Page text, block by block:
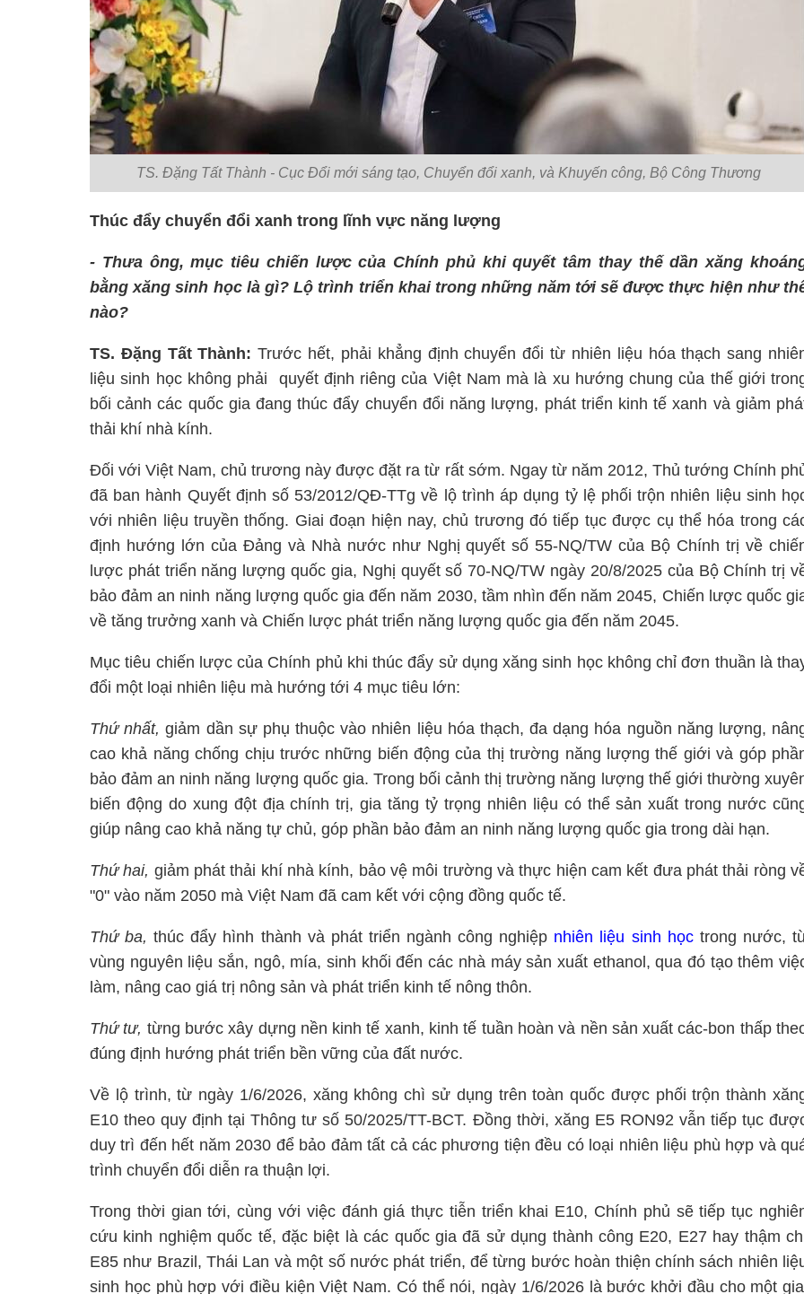
TS. Đặng Tất Thành - Cục Đổi mới sáng tạo, Chuyển đổi xanh, và Khuyến công, Bộ Công Thương
Thúc đẩy chuyển đổi xanh trong lĩnh vực năng lượng
- Thưa ông, mục tiêu chiến lược của Chính phủ khi quyết tâm thay thế dần xăng
bằng xăng sinh học là gì? Lộ trình triển khai trong những năm tới sẽ được thực hiện như
nào?
TS. Đặng Tất Thành:Trước hết, phải khẳng định chuyển đổi từ nhiên liệu hóa thạch sang
liệu sinh học không phải quyết định riêng của Việt Nam mà là xu hướng chung của thế giới
bối cảnh các quốc gia đang thúc đẩy chuyển đổi năng lượng, phát triển kinh tế xanh và giảm
thải khí nhà kính.
Đối với Việt Nam, chủ trương này được đặt ra từ rất sớm. Ngay từ năm 2012, Thủ tướng Chính
đã ban hành Quyết định số 53/2012/QĐ-TTg về lộ trình áp dụng tỷ lệ phối trộn nhiên liệu sinh
với nhiên liệu truyền thống. Giai đoạn hiện nay, chủ trương đó tiếp tục được cụ thể hóa trong
định hướng lớn của Đảng và Nhà nước như Nghị quyết số 55-NQ/TW của Bộ Chính trị về
lược phát triển năng lượng quốc gia, Nghị quyết số 70-NQ/TW ngày 20/8/2025 của Bộ Chính trị
bảo đảm an ninh năng lượng quốc gia đến năm 2030, tầm nhìn đến năm 2045, Chiến lược quốc
về tăng trưởng xanh và Chiến lược phát triển năng lượng quốc gia đến năm 2045.
Mục tiêu chiến lược của Chính phủ khi thúc đẩy sử dụng xăng sinh học không chỉ đơn thuần là
đổi một loại nhiên liệu mà hướng tới 4 mục tiêu lớn:
Thứ nhất, giảm dần sự phụ thuộc vào nhiên liệu hóa thạch, đa dạng hóa nguồn năng lượng,
cao khả năng chống chịu trước những biến động của thị trường năng lượng thế giới và góp
bảo đảm an ninh năng lượng quốc gia. Trong bối cảnh thị trường năng lượng thế giới thường
biến động do xung đột địa chính trị, gia tăng tỷ trọng nhiên liệu có thể sản xuất trong nước
giúp nâng cao khả năng tự chủ, góp phần bảo đảm an ninh năng lượng quốc gia trong dài hạn.
Thứ hai, giảm phát thải khí nhà kính, bảo vệ môi trường và thực hiện cam kết đưa phát thải ròng
"0" vào năm 2050 mà Việt Nam đã cam kết với cộng đồng quốc tế.
Thứ ba, thúc đẩy hình thành và phát triển ngành công nghiệp nhiên liệu sinh họctrong nước,
vùng nguyên liệu sắn, ngô, mía, sinh khối đến các nhà máy sản xuất ethanol, qua đó tạo thêm
làm, nâng cao giá trị nông sản và phát triển kinh tế nông thôn.
Thứ tư, từng bước xây dựng nền kinh tế xanh, kinh tế tuần hoàn và nền sản xuất các-bon thấp
đúng định hướng phát triển bền vững của đất nước.
Về lộ trình, từ ngày 1/6/2026, xăng không chì sử dụng trên toàn quốc được phối trộn thành
E10 theo quy định tại Thông tư số 50/2025/TT-BCT. Đồng thời, xăng E5 RON92 vẫn tiếp tục
duy trì đến hết năm 2030 để bảo đảm tất cả các phương tiện đều có loại nhiên liệu phù hợp và
trình chuyển đổi diễn ra thuận lợi.
Trong thời gian tới, cùng với việc đánh giá thực tiễn triển khai E10, Chính phủ sẽ tiếp tục
cứu kinh nghiệm quốc tế, đặc biệt là các quốc gia đã sử dụng thành công E20, E27 hay thậm
E85 như Brazil, Thái Lan và một số nước phát triển, để từng bước hoàn thiện chính sách nhiên
sinh học phù hợp với điều kiện Việt Nam. Có thể nói, ngày 1/6/2026 là bước khởi đầu cho một